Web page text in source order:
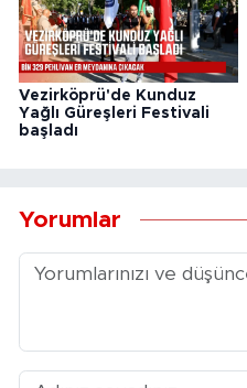
Vezirköprü'de Kunduz
Yağlı Güreşleri Festivali
başladı
Yorumlar